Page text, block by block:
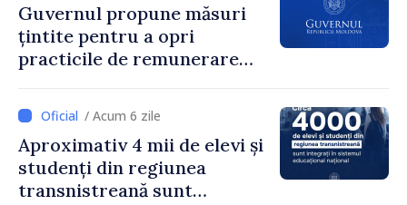
Guvernul propune măsuri
țintite pentru a opri
practicile de remunerare
/ Acum 6 zile
Aproximativ 4 mii de elevi și
studenți din regiunea
transnistreană sunt